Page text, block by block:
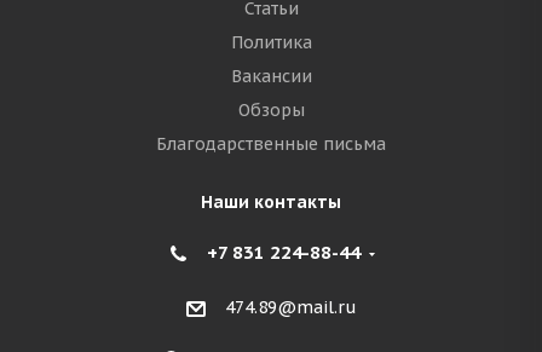
Статьи
Политика
Вакансии
Обзоры
Благодарственные письма
Наши контакты
+7 831 224-88-44
474.89@mail.ru